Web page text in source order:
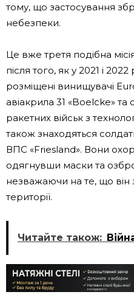
тому, що застосування
небезпеки.
Це вже третя подібна
після того, як у 2021 і
розміщені винищувачі
авіакрила 31 «Boelcke» та
ракетних військ з
також знаходяться
ВПС «Friesland». Вони
одягнувши маски та
незважаючи на те, що він
території.
Читайте також: